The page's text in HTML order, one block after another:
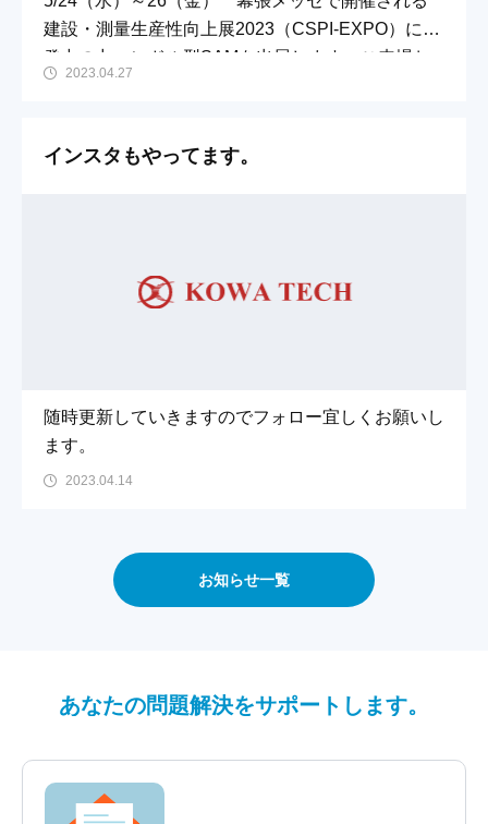
建設・測量生産性向上展2023（CSPI-EXPO）に開
発中の丸ハンドル型SAMを出展します。ご来場お
待ちしております。
2023.04.27
インスタもやってます。
随時更新していきますのでフォロー宜しくお願いし
ます。
2023.04.14
お知らせ一覧
あなたの問題解決をサポートします。